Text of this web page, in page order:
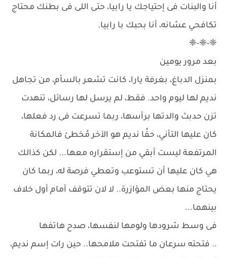
أنا والبنات فى إحتياجك يا رابيا، حتى اللى فى بطنك محتاج
تكافحي عشانه، أنا بحبك با رابيا.
❈-❈-❈
بعد مرور يومين
بمنزل الدباغ، بغرفة يارا، كانت تشعر بالسأم، من تجاهل
نديم لها ليوم واحد. فقط، لم يرسل لها رسائل، تنهدت
تزن حدبث والدتها برأسها، ربما تسرعت فى رد فعلها،
كان عليها التأني، حقًا نديم هو الآخر مُخطئ فالمكانة
المرتفعة ليست أبقي من إستقراره معها... لكن كذالك
هي كان عليها أن تستوعب وتعطي فرصة له، ربما كان
يحتاج منها بعض المؤازرة.. لا لان تتوقف أمام أول خلاف
بينهما...
فى وسط شرودها ولومها لنفسها، صدح هاتفها
.. فتحته سرعان ما تفتحت ملامحها.. حين رات إسم نديم،